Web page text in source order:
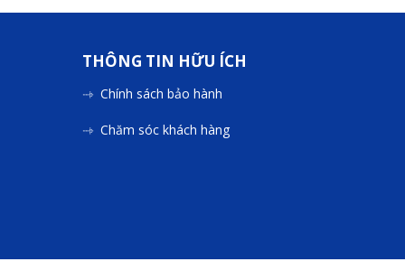
THÔNG TIN HỮU ÍCH
Chính sách bảo hành
Chăm sóc khách hàng